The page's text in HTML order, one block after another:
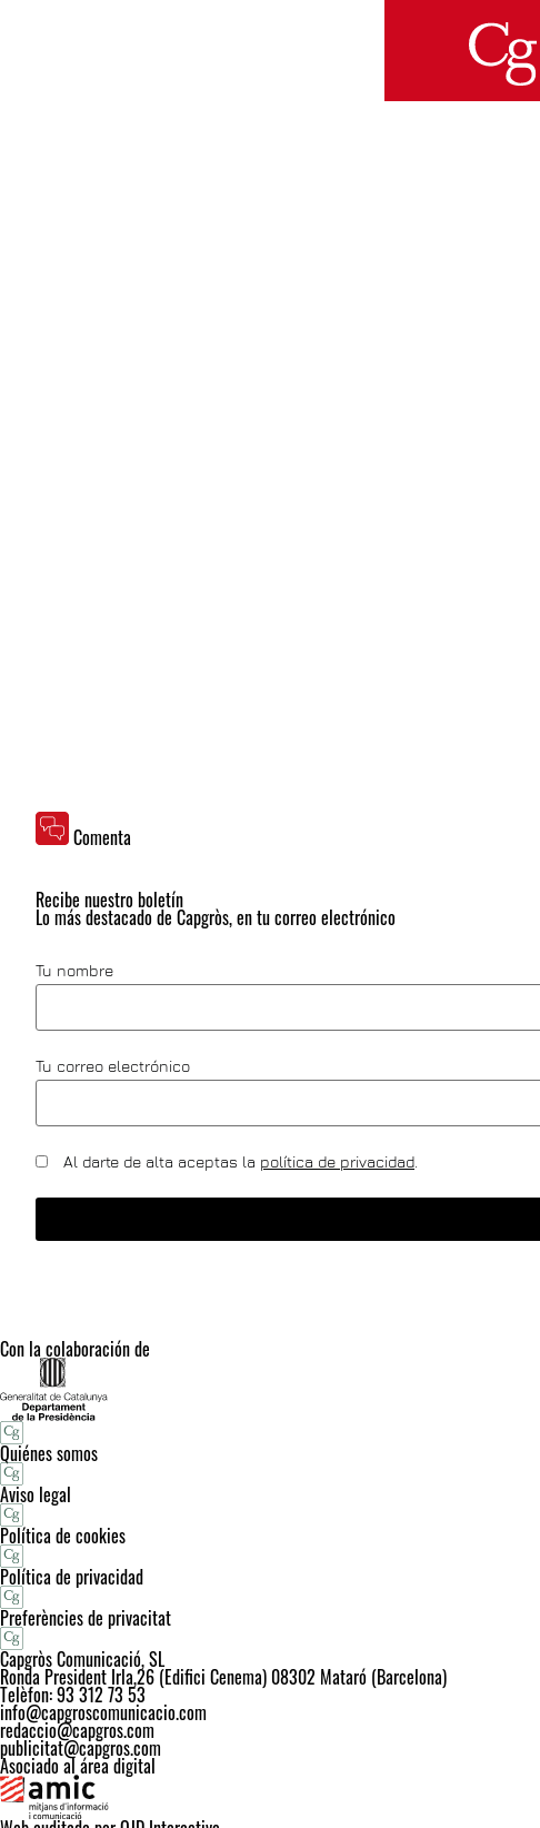
Comenta
Recibe nuestro boletín
Lo más destacado de Capgròs, en tu correo electrónico
Tu nombre
Tu correo electrónico
Al darte de alta aceptas la política de privacidad
Con la colaboración de
Quiénes somos
Aviso legal
Política de cookies
Política de privacidad
Preferències de privacitat
Capgròs Comunicació, SL
Ronda President Irla,26 (Edifici Cenema) 08302 Mataró (Barcelona)
Telèfon: 93 312 73 53
info@capgroscomunicacio.com
redaccio@capgros.com
publicitat@capgros.com
Asociado al área digital